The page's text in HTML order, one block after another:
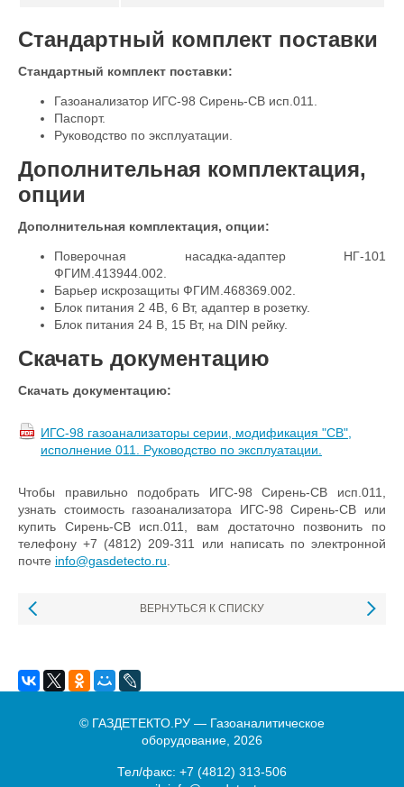
Стандартный комплект поставки
Стандартный комплект поставки:
Газоанализатор ИГС-98 Сирень-СВ исп.011.
Паспорт.
Руководство по эксплуатации.
Дополнительная комплектация,
опции
Дополнительная комплектация, опции:
Поверочная насадка-адаптер НГ-101
ФГИМ.413944.002.
Барьер искрозащиты ФГИМ.468369.002.
Блок питания 2 4В, 6 Вт, адаптер в розетку.
Блок питания 24 В, 15 Вт, на DIN рейку.
Скачать документацию
Скачать документацию:
ИГС-98 газоанализаторы серии, модификация "СВ",
исполнение 011. Руководство по эксплуатации.
Чтобы правильно подобрать ИГС-98 Сирень-СВ исп.011,
узнать стоимость газоанализатора ИГС-98 Сирень-СВ или
купить Сирень-СВ исп.011, вам достаточно позвонить по
телефону +7 (4812) 209-311 или написать по электронной
почте info@gasdetecto.ru
ВЕРНУТЬСЯ К СПИСКУ
© ГАЗДЕТЕКТО.РУ — Газоаналитическое
оборудование, 2026
Тел/факс: +7 (4812) 313-506